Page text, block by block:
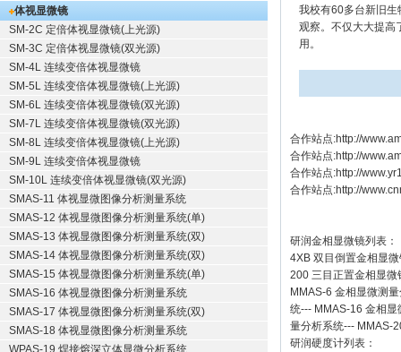
体视显微镜
SM-2C 定倍体视显微镜(上光源)
SM-3C 定倍体视显微镜(双光源)
SM-4L 连续变倍体视显微镜
SM-5L 连续变倍体视显微镜(上光源)
SM-6L 连续变倍体视显微镜(双光源)
SM-7L 连续变倍体视显微镜(双光源)
SM-8L 连续变倍体视显微镜(上光源)
SM-9L 连续变倍体视显微镜
SM-10L 连续变倍体视显微镜(双光源)
SMAS-11 体视显微图像分析测量系统
SMAS-12 体视显微图像分析测量系统(单)
SMAS-13 体视显微图像分析测量系统(双)
SMAS-14 体视显微图像分析测量系统(双)
SMAS-15 体视显微图像分析测量系统(单)
SMAS-16 体视显微图像分析测量系统
SMAS-17 体视显微图像分析测量系统(双)
SMAS-18 体视显微图像分析测量系统
WPAS-19 焊接熔深立体显微分析系统
我校有60多台新旧生
观察。不仅大大提高
用。
合作站点:http://
合作站点:http://
合作站点:http://
合作站点:http://
研润金相显微镜列表：
4XB 双目倒置金相显
200 三目正置金相显微
MMAS-6 金相显微测
统--- MMAS-16 金相显
量分析系统--- MMAS-
研润硬度计列表：